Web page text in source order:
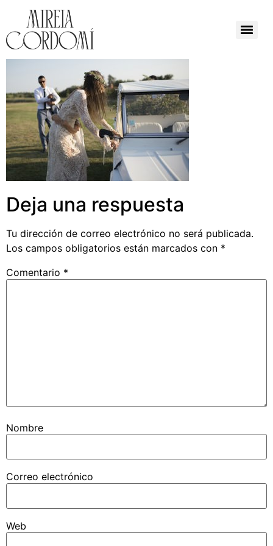
Deja una respuesta
Tu dirección de correo electrónico no será publicada.
Los campos obligatorios están marcados con *
Comentario *
Nombre
Correo electrónico
Web